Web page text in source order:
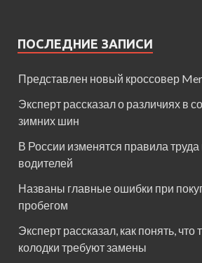
ПОСЛЕДНИЕ ЗАПИСИ
Представлен новый кроссовер
Эксперт рассказал о различиях в
зимних шин
В России изменятся правила труда
водителей
Названы главные ошибки при
пробегом
Эксперт рассказал, как понять,
колодки требуют замены